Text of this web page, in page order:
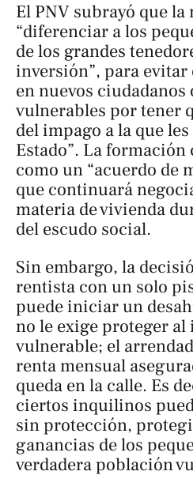
El PNV subrayó que la
“diferenciar a los
de los grandes
inversión”, para evitar
en nuevos ciudadanos
vulnerables por tener
del impago a la que
Estado”. La
como un “acuerdo de
que continuará
materia de vivienda
del escudo social.
Sin embargo, la
rentista con un solo
puede iniciar un
no le exige proteger
vulnerable; el
renta mensual
queda en la calle. Es
ciertos inquilinos
sin protección,
ganancias de los
verdadera población